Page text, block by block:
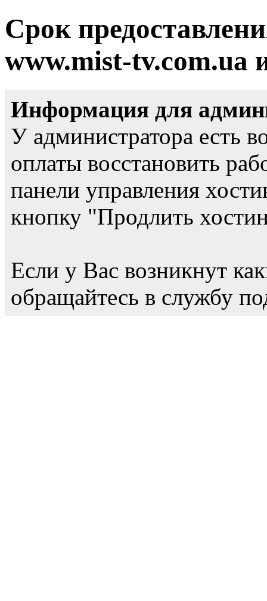
Срок
www.mist-tv.com.ua
Информация для
У администратора есть
оплаты восстановить
панели управления
кнопку "Продлить
Если у Вас возникнут
обращайтесь в службу